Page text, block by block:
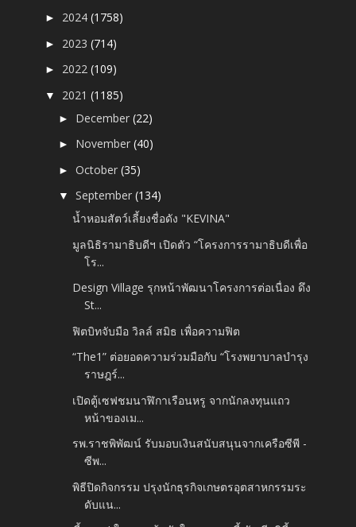
► 2024(1758)
► 2023(714)
► 2022(109)
▼ 2021(1185)
► December(22)
► November(40)
►October(35)
▼September(134)
น้ำหอมสัตว์เลี้ยงชื่อดัง "KEVINA"
มูลนิธิรามาธิบดีฯ เปิดตัว “โครงการรามาธิบดีเพื่อ
โร...
Design Village รุกหน้าพัฒนาโครงการต่อเนื่อง ดึง
St...
ฟิตบิทจับมือ วิลล์ สมิธ เพื่อความฟิต
“The1” ต่อยอดความร่วมมือกับ “โรงพยาบาลบํารุง
ราษฎร์...
เปิดตู้เซฟชมนาฬิกาเรือนหรู จากนักลงทุนแถว
หน้าของเม...
รพ.ราชพิพัฒน์ รับมอบเงินสนับสนุนจากเครือซีพี -
ซีพ...
พิธีปิดกิจกรรม ปรุงนักธุรกิจเกษตรอุตสาหกรรมระ
ดับแน...